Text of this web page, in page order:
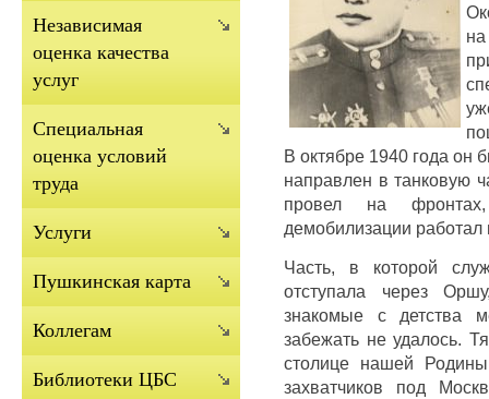
В октябре 1940 года он
направлен в танковую
провел на
демобилизации
Часть, в которой
отступала через
знакомые с детства
забежать не удалось.
столице нашей
захватчиков под
Независимая
оценка качества
услуг
Cпециальная
оценка условий
труда
Услуги
Пушкинская карта
Коллегам
Библиотеки ЦБС